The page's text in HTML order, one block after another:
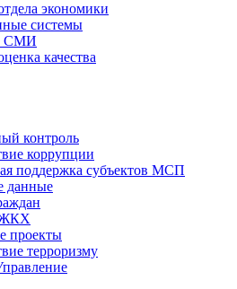
экономики
системы
СМИ
качества
контроль
коррупции
поддержка субъектов МСП
данные
ЖКХ
проекты
терроризму